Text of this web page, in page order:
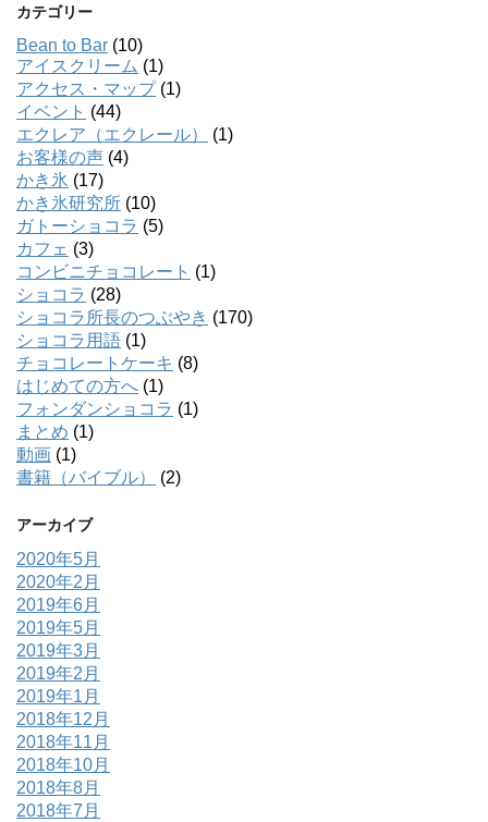
カテゴリー
Bean to Bar (10)
アイスクリーム (1)
アクセス・マップ(1)
イベント (44)
エクレア（エクレール）
(1)
お客様の声 (4)
かき氷 (17)
かき氷研究所 (10)
ガトーショコラ (5)
カフェ (3)
コンビニチョコレート (1)
ショコラ (28)
ショコラ所長のつぶやき (170)
ショコラ用語 (1)
チョコレートケーキ (8)
はじめての方へ (1)
フォンダンショコラ (1)
まとめ (1)
動画 (1)
書籍（バイブル）
(2)
アーカイブ
2020年5月
2020年2月
2019年6月
2019年5月
2019年3月
2019年2月
2019年1月
2018年12月
2018年11月
2018年10月
2018年8月
2018年7月